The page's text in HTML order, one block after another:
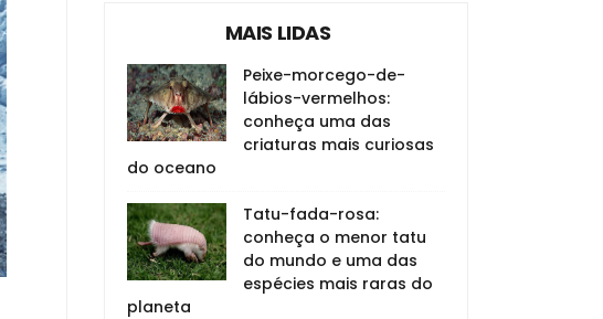
MAIS LIDAS
Peixe-morcego-de-
lábios-vermelhos:
conheça uma das
criaturas mais curiosas
do oceano
Tatu-fada-rosa:
conheça o menor tatu
do mundo e uma das
espécies mais raras do
planeta